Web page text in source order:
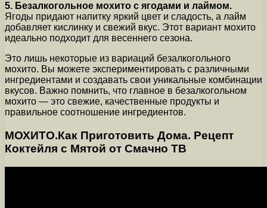
5. Безалкогольное мохито с ягодами и лаймом.
Ягоды придают напитку яркий цвет и сладость, а лайм
добавляет кислинку и свежий вкус. Этот вариант мохито
идеально подходит для весеннего сезона.
Это лишь некоторые из вариаций безалкогольного
мохито. Вы можете экспериментировать с различными
ингредиентами и создавать свои уникальные комбинации
вкусов. Важно помнить, что главное в безалкогольном
мохито — это свежие, качественные продукты и
правильное соотношение ингредиентов.
МОХИТО.Как Приготовить Дома. Рецепт
Коктейля с Мятой от Смачно ТВ